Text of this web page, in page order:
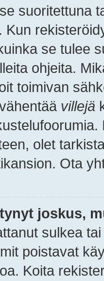
suoritettuna
Kun
se tulee
ohjeita.
toimivan
villejä
olet
Ota
joskus,
sulkea
poistavat
Koita